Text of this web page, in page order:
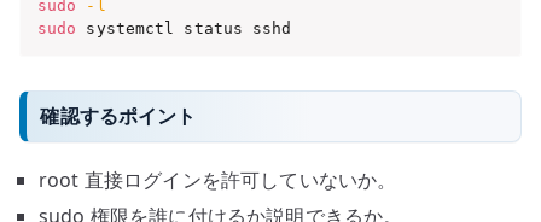
sudo
-l
sudo systemctl status sshd
確認するポイント
root 直接ログインを許可していないか。
sudo 権限を誰に付けるか説明できるか。